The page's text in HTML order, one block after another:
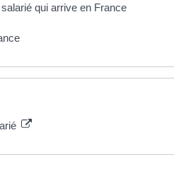
qui arrive en France